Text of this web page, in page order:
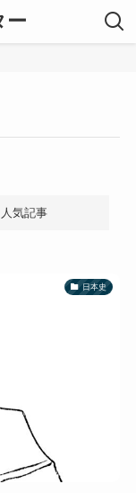
ー
人気記事
日本史